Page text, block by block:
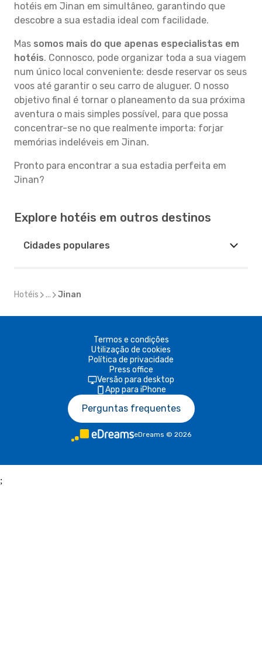
hotéis em Jinan em simultâneo, garantindo que
descobre a sua estadia ideal com facilidade.
Mas somos mais do que apenas especialistas em
hotéis. Connosco, pode organizar toda a sua viagem
num único local conveniente: desde reservar os seus
voos até garantir o seu carro de aluguer. O nosso
objetivo final é tornar o planeamento da sua próxima
aventura o mais simples possível, para que possa
concentrar-se no que realmente importa: forjar
memórias indeléveis em Jinan.
Pronto para encontrar a sua estadia perfeita em
Jinan?
Explore hotéis em outros destinos
Cidades populares
Hotéis ... Jinan
Termos e condições
Utilização de cookies
Política de privacidade
Press office
Versão para desktop
App para iPhone
Perguntas frequentes
eDreams © 2026
;